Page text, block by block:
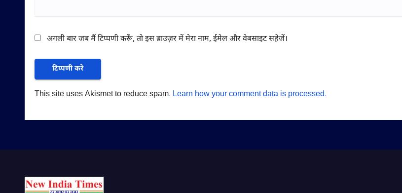
अगली बार जब मैं टिप्पणी करूँ, तो इस ब्राउज़र में मेरा नाम, ईमेल और वेबसाइट सहेजें।
This site uses Akismet to reduce spam. Learn how your comment data is processed.